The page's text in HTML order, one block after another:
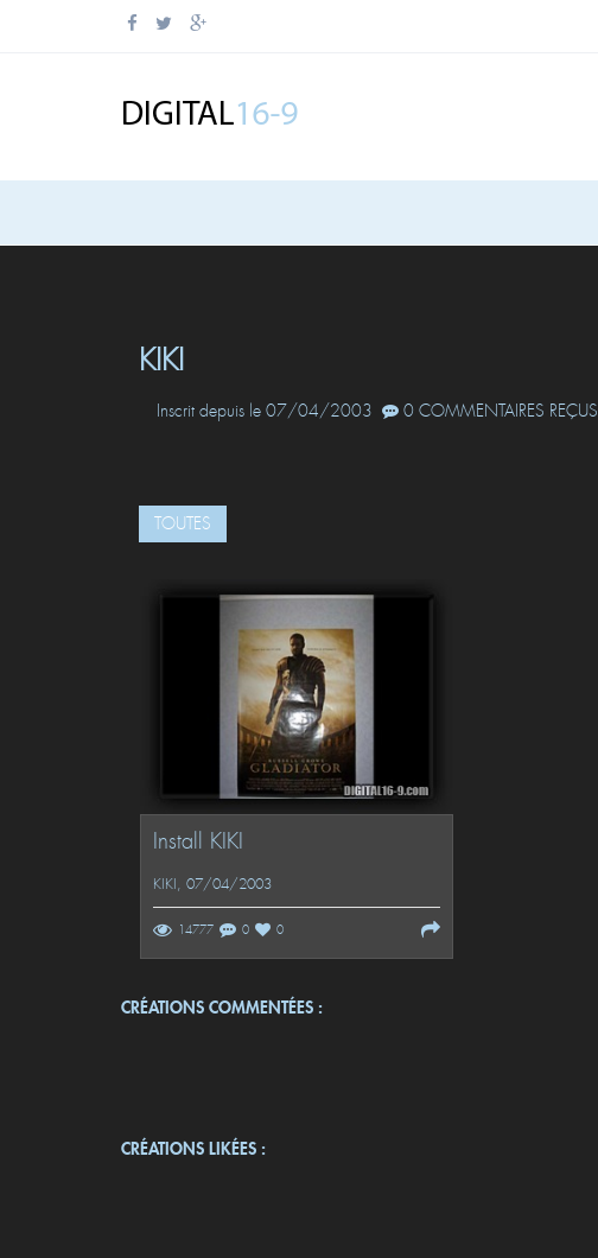
KIKI
Inscrit depuis le 07/04/2003 0 COMMENTAIRES REÇUS
TOUTES
Install KIKI
KIKI, 07/04/2003
14777 0 0
CRÉATIONS COMMENTÉES :
CRÉATIONS LIKÉES :